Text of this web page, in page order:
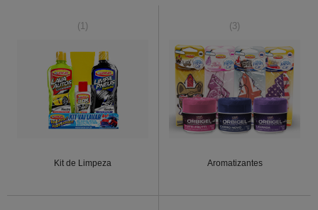
(1)
Kit de Limpeza
(3)
Aromatizantes